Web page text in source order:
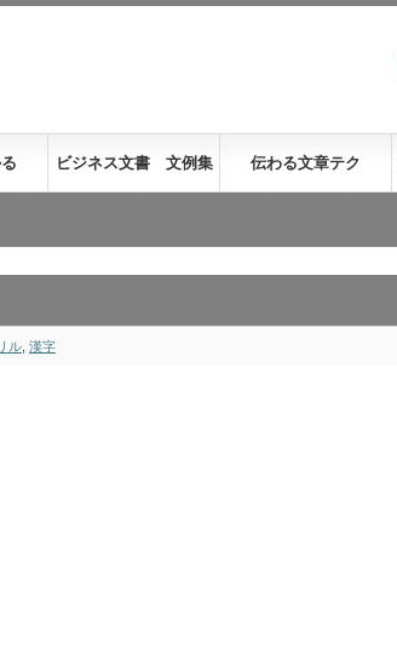
ビジネス文書 文例集 伝わる文章テク
ル 漢字